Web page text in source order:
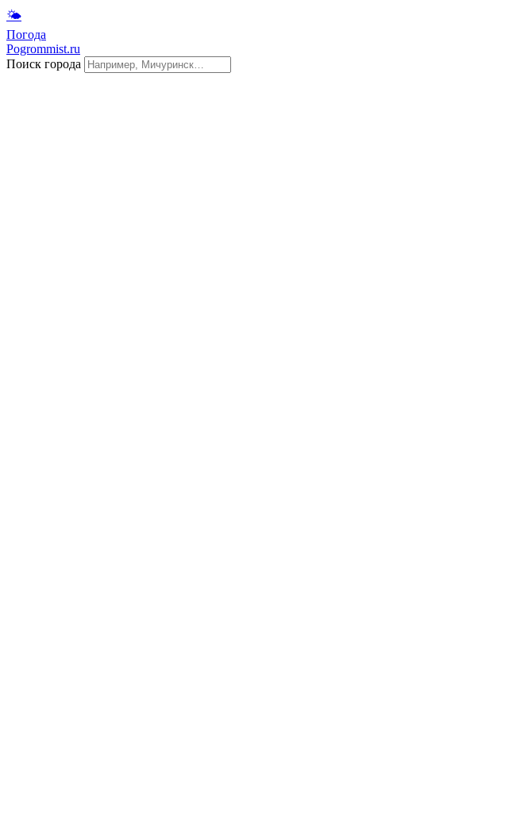
🌤
Погода
Pogrommist.ru
Поиск города